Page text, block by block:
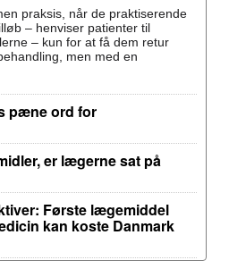
praksis, når de praktiserende
– henviser patienter til
– kun for at få dem retur
men med en
pæne ord for
er lægerne sat på
Første lægemiddel
kan koste Danmark